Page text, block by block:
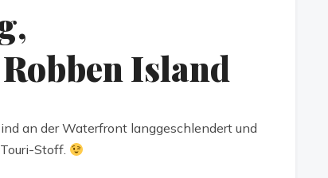
Island
an der Waterfront langgeschlendert und
Stoff.